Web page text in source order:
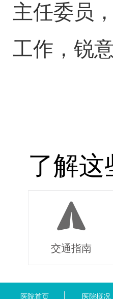
主任委员
工作，锐
了解这
交通指南
医院首页 医院概况